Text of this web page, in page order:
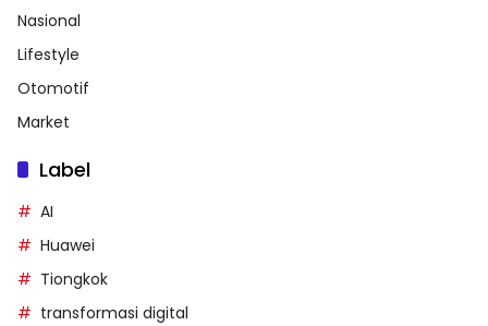
Nasional
Lifestyle
Otomotif
Market
Label
AI
Huawei
Tiongkok
transformasi digital